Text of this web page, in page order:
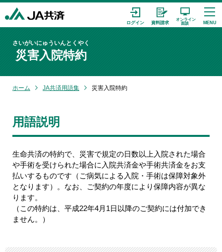
災害入院特約
さいがいにゅういんとくやく
ホーム JA共済用語集 災害入院特約
用語説明
生命共済の特約で、災害で規定の日数以上入院された場合
や手術を受けられた場合に入院共済金や手術共済金をお支
払いするものです（ご病気による入院・手術は保障対象外
となります）。なお、ご契約の年度により保障内容が異な
ります。
（この特約は、平成22年4月1日以降のご契約には付加でき
ません。）